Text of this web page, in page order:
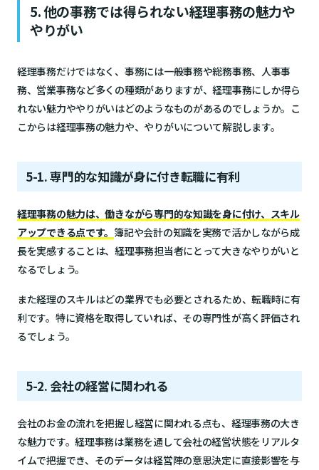
5. 他の事務では得られない経理事務の魅力や
やりがい
経理事務だけではなく、事務には一般事務や総務事務、人事事
務、営業事務など多くの種類がありますが、経理事務にしか得ら
れない魅力ややりがいはどのようなものがあるのでしょうか。こ
こからは経理事務の魅力や、やりがいについて解説します。
5-1. 専門的な知識が身に付き転職に有利
経理事務の魅力は、働きながら専門的な知識を身に付け、スキル
アップできる点です。 簿記や会計の知識を実務で活かしながら成
長を実感することは、経理事務担当者にとって大きなやりがいと
なるでしょう。
また経理のスキルはどの業界でも必要とされるため、転職時に有
利です。特に資格を取得していれば、その専門性が高く評価され
るでしょう。
5-2. 会社の経営に関われる
会社のお金の流れを把握し経営に関われる点も、経理事務の大き
な魅力です。経理事務は業務を通して会社の経営状態をリアルタ
イムで把握でき、そのデータは経営陣の意思決定に直接影響を与